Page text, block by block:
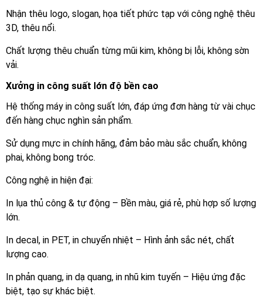
Nhận thêu logo, slogan, họa tiết phức tạp với công nghệ thêu
3D, thêu nổi.
Chất lượng thêu chuẩn từng mũi kim, không bị lỗi, không sờn
vải.
Xưởng in công suất lớn độ bền cao
Hệ thống máy in công suất lớn, đáp ứng đơn hàng từ vài chục
đến hàng chục nghìn sản phẩm.
Sử dụng mực in chính hãng, đảm bảo màu sắc chuẩn, không
phai, không bong tróc.
Công nghệ in hiện đại:
In lụa thủ công & tự động – Bền màu, giá rẻ, phù hợp số lượng
lớn.
In decal, in PET, in chuyển nhiệt – Hình ảnh sắc nét, chất
lượng cao.
In phản quang, in dạ quang, in nhũ kim tuyến – Hiệu ứng đặc
biệt, tạo sự khác biệt.